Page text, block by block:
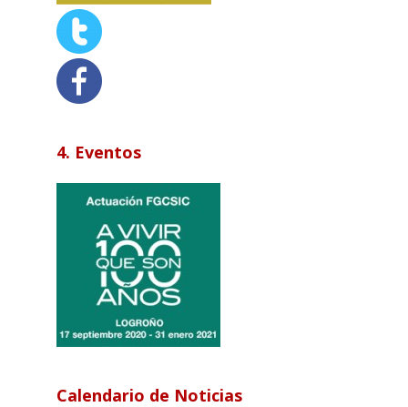
4. Eventos
Calendario de Noticias